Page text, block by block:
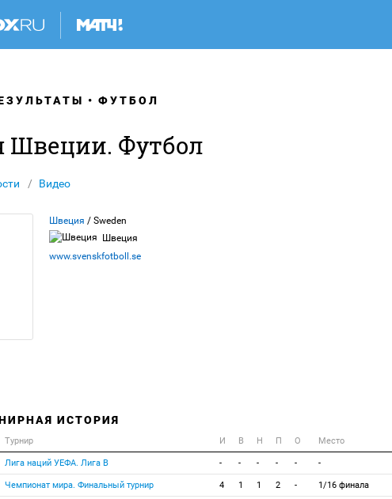
ФУТБОЛ
Швеции. Футбол
Видео
Швеция / Sweden
Швеция
www.svenskfotboll.se
ИСТОРИЯ
Турнир И В Н П О Место
Лига наций УЕФА. Лига В - - - - - -
Чемпионат мира. Финальный турнир 4 1 1 2 - 1/16 финала